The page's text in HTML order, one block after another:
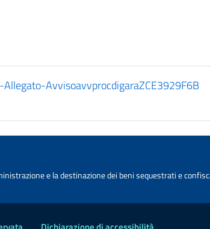
AvvisoavvprocdigaraZCE3929F6B
e la destinazione dei beni sequestrati e